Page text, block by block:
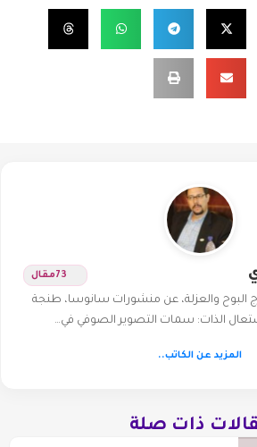
73مقال
البوح والعزلة، عن منشورات سانوسا، طنجة
المزيد عن الكاتب..
ذات صلة